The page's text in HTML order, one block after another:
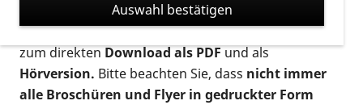
verschiedenen Formaten angeboten: zur
postalischen Bestellung als gedruckte Variante
zum direktenDownload als PDFund als
Hörversion. Bitte beachten Sie, dass nicht immer
alle Broschüren und Flyer in gedruckter Form
Auswahl bestätigen